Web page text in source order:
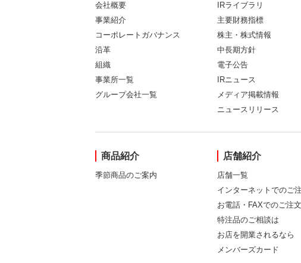
会社概要
事業紹介
コーポレートガバナンス
沿革
組織
事業所一覧
グループ会社一覧
IRライブラリ
主要財務指標
株主・株式情報
中長期方針
電子公告
IRニュース
メディア掲載情報
ニュースリリース
商品紹介
季節商品のご案内
店舗紹介
店舗一覧
インターネットでのご
お電話・FAXでのご注
特注品のご相談は
お店を開業されるなら
メンバーズカード